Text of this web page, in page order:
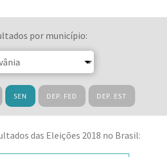
por município:
SEN DEP. FED DEP. EST
das Eleições 2018 no Brasil: